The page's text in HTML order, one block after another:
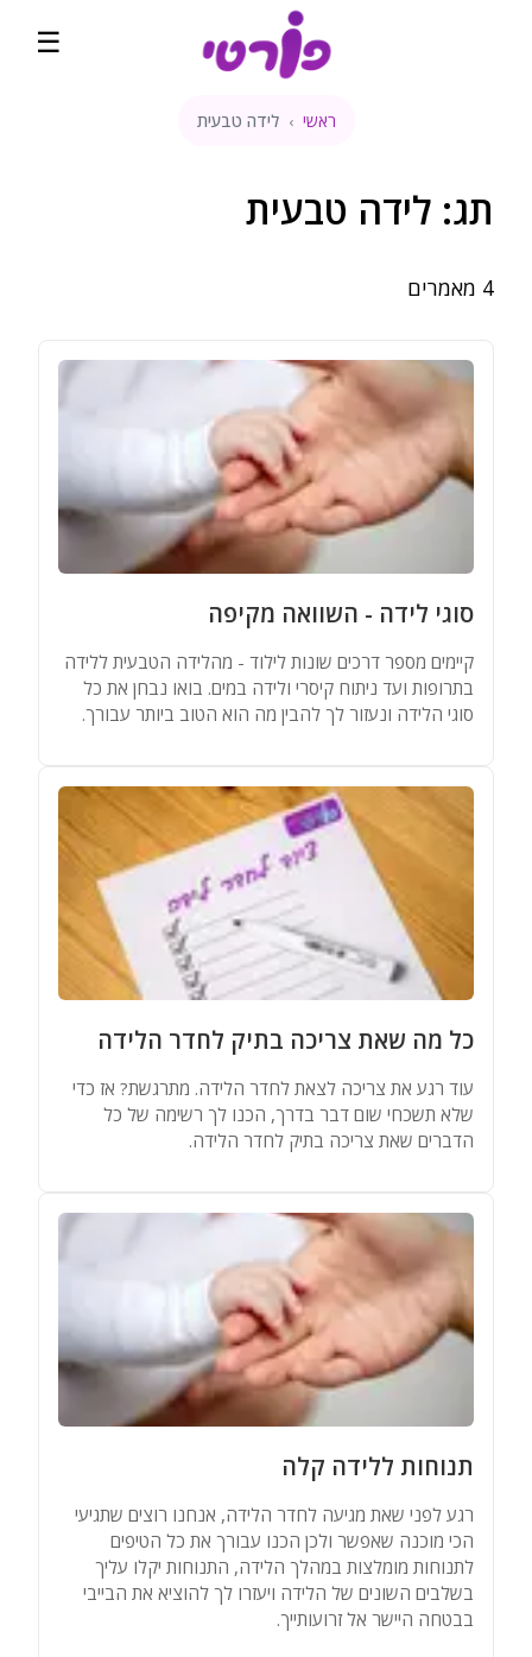
☰
ראשי
השוואת מחירים
בלוג
דירוגים
מאגר שמות
מחשבונים
ראשי › לידה טבעית
תג: לידה טבעית
4 מאמרים
סוגי לידה - השוואה מקיפה
קיימים מספר דרכים שונות לילוד - מהלידה הטבעית ללידה
בתרופות ועד ניתוח קיסרי ולידה במים. בואו נבחן את כל
סוגי הלידה ונעזור לך להבין מה הוא הטוב ביותר עבורך.
כל מה שאת צריכה בתיק לחדר הלידה
עוד רגע את צריכה לצאת לחדר הלידה. מתרגשת? אז כדי
שלא תשכחי שום דבר בדרך, הכנו לך רשימה של כל
הדברים שאת צריכה בתיק לחדר הלידה.
תנוחות ללידה קלה
רגע לפני שאת מגיעה לחדר הלידה, אנחנו רוצים שתגיעי
הכי מוכנה שאפשר ולכן הכנו עבורך את כל הטיפים
לתנוחות מומלצות במהלך הלידה, התנוחות יקלו עליך
בשלבים השונים של הלידה ויעזרו לך להוציא את הבייבי
בבטחה היישר אל זרועותייך.